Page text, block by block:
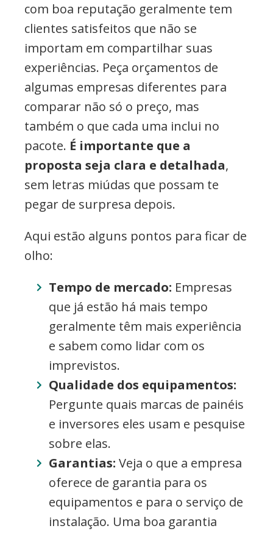
com boa reputação geralmente tem
clientes satisfeitos que não se
importam em compartilhar suas
experiências. Peça orçamentos de
algumas empresas diferentes para
comparar não só o preço, mas
também o que cada uma inclui no
pacote. É importante que a
proposta seja clara e detalhada,
sem letras miúdas que possam te
pegar de surpresa depois.
Aqui estão alguns pontos para ficar de
olho:
Tempo de mercado: Empresas
que já estão há mais tempo
geralmente têm mais experiência
e sabem como lidar com os
imprevistos.
Qualidade dos equipamentos:
Pergunte quais marcas de painéis
e inversores eles usam e pesquise
sobre elas.
Garantias: Veja o que a empresa
oferece de garantia para os
equipamentos e para o serviço de
instalação. Uma boa garantia